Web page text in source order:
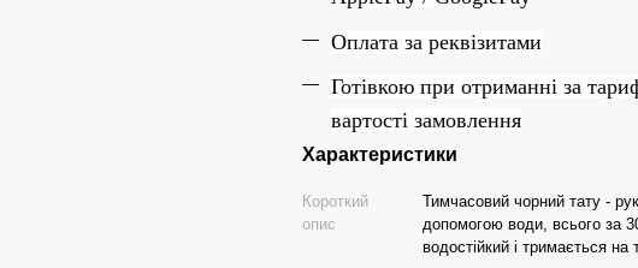
Оплата за реквізитами
Готівкою при отриманні за
вартості замовлення
Характеристики
Короткий
опис
Тимчасовий чорний тату -
допомогою води, всього за
водостійкий і тримається на